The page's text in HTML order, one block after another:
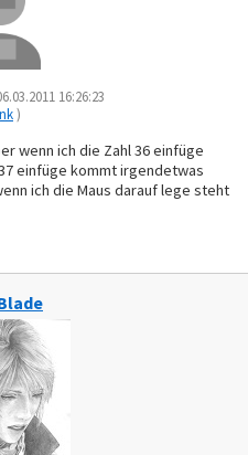
16:26:23
)
wenn ich die Zahl 36 einfüge
einfüge kommt irgendetwas
ich die Maus darauf lege steht